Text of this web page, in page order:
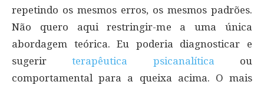
repetindo os mesmos erros, os mesmos padrões.
Não quero aqui restringir-me a uma única
abordagem teórica. Eu poderia diagnosticar e
sugerirterapêutica psicanalítica ou
comportamental para a queixa acima. O mais